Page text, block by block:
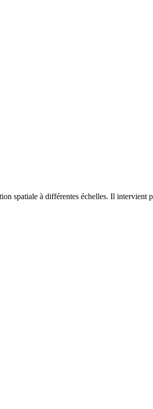
spatiale à différentes échelles. Il intervient